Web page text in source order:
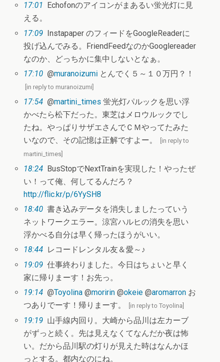
17:01
Echofonのアイコンがまあるい蛍光灯に見
える。
17:09 Instapaper のフィードをGoogleReaderに
投げ込んでみる。FriendFeedなのかGooglereader
なのか、どっちかに集中しないとなぁ。
17:10 @muranoizumi とんでく５～１０万円？！
in reply to muranoizumi
17:54 @martini_times 蛍光灯パルックを思い浮
かべたら松下だった。東芝はメロウルックでし
たね。やっぱりサザエさんでＣＭやってたみた
いなので、その記憶は正解ですよー。
in reply to
martini_times
18:24 BusStopでNextTrainを実現した！やったぜ
い！って俺、何してるんだろ？
http://flic.kr/p/6YySH8
18:40 書き込みデータを消失しましたっていう
ネットワークエラー。涼宮ハルヒの消失を思い
浮かべる自分は早く帰ったほうがいい。
18:44 レコードレンタル友＆愛～♪
19:09 仕事終わりました。今日はちょいと早く
家に帰りまーす！お先っ。
19:14 @Toyolina @moririn @okeie @aromarron お
つありでーす！帰りまーす。
in reply to Toyolina
19:19 山手線内回り。大崎から品川は左カーブ
がずっと続く。先は見えなくてなんだか夜は怖
い。だから品川駅の灯りが見えた時はなんかほ
っとする。都内なのにね。